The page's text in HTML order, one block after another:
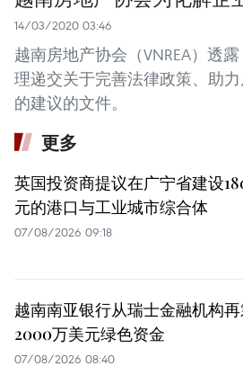
14/03/2020 03:46
越南房地产协会（VNREA）透
理递交关于完善法律政策、助
的建议的文件。
更多
英国投资商提议在广宁省建设
元的港口与工业城市综合体
07/08/2026 09:18
越南南亚银行从瑞士金融机构
2000万美元绿色资金
07/08/2026 08:40